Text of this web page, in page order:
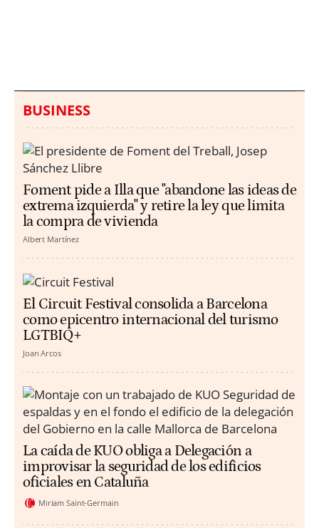
BUSINESS
Foment pide a Illa que "abandone las ideas de
extrema izquierda" y retire la ley que limita
la compra de vivienda
Albert Martínez
El Circuit Festival consolida a Barcelona
como epicentro internacional del turismo
LGTBIQ+
Joan Arcos
La caída de KUO obliga a Delegación a
improvisar la seguridad de los edificios
oficiales en Cataluña
Miriam Saint-Germain